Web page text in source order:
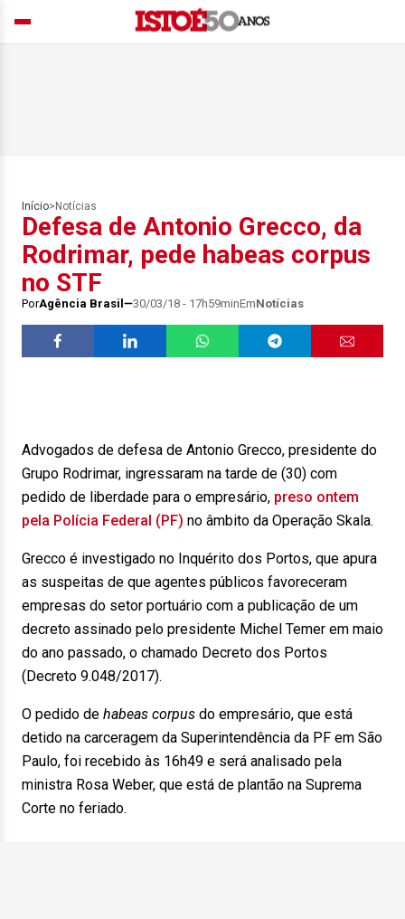
Início> Notícias
Defesa de Antonio Grecco, da
Rodrimar, pede habeas corpus
no STF
PorAgência Brasil 30/03/18 - 17h59minEmNotícias
Advogados de defesa de Antonio Grecco, presidente do
Grupo Rodrimar, ingressaram na tarde de (30) com
pedido de liberdade para o empresário, preso ontem
pela Polícia Federal (PF) no âmbito da Operação Skala.
Grecco é investigado no Inquérito dos Portos, que apura
as suspeitas de que agentes públicos favoreceram
empresas do setor portuário com a publicação de um
decreto assinado pelo presidente Michel Temer em maio
do ano passado, o chamado Decreto dos Portos
(Decreto 9.048/2017).
O pedido de habeas corpus do empresário, que está
detido na carceragem da Superintendência da PF em São
Paulo, foi recebido às 16h49 e será analisado pela
ministra Rosa Weber, que está de plantão na Suprema
Corte no feriado.